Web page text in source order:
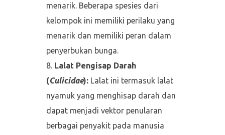
menarik. Beberapa spesies dari
kelompok ini memiliki perilaku yang
menarik dan memiliki peran dalam
penyerbukan bunga.
Lalat Pengisap Darah
(Culicidae):Lalat ini termasuk lalat
nyamuk yang menghisap darah dan
dapat menjadi vektor penularan
berbagai penyakit pada manusia